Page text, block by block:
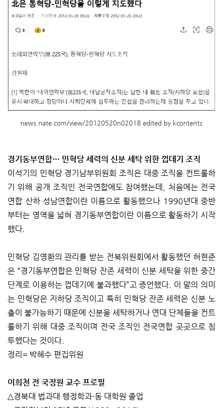
news.nate.com/view/20120520n02018 edited by kcontents
경기동부연합… 민혁당 세력의 신분 세탁 위한 껍데기 조직
이석기의 민혁당 경기남부위원회 조직은 대중 조직을 컨트롤하
기 위해 공개 조직인 전국연합에도 참여했는데, 처음에는 전국
연합 산하 성남연합이란 이름으로 활동했으나 1990년대 중반
부터는 영역을 넓혀 경기동부연합이란 이름으로 활동하기 시작
했다.
민혁당 김영환의 관리를 받는 전북위원회에서 활동했던 허현준
은 “경기동부연합은 민혁당 잔존 세력이 신분 세탁을 위한 중간
단계로 이용하는 껍데기에 불과했다”고 증언했다. 이 말의 의미
는 민혁당은 지하당 조직이고 특히 민혁당 잔존 세력은 신분 노
출이 불가능하기 때문에 신분을 세탁하거나 연대 단체들을 컨트
롤하기 위해 대중 조직이며 전국 조직인 전국연합 곳곳으로 침
투했다는 것이다.
정리= 박혜수 편집위원
이희천 전 국정원 교수 프로필
△경북대 법과대 행정학과·동 대학원 졸업